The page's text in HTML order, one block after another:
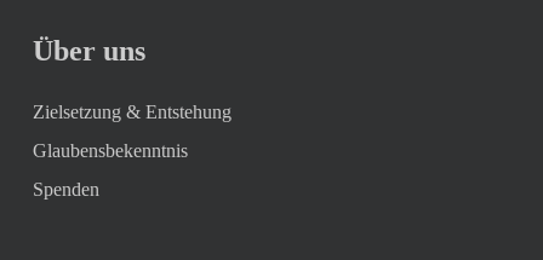
Über uns
Zielsetzung & Entstehung
Glaubensbekenntnis
Spenden